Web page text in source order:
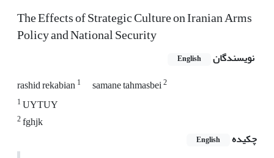
The Effects of Strategic Culture on Iranian Arms
Policy and National Security
نویسندگان English
rashid rekabian1 samane tahmasbei2
1UYTUY
2fghjk
چکیده
English